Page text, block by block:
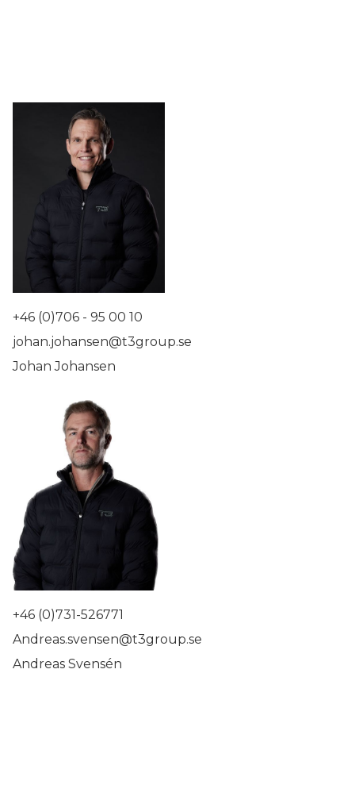
+46 (0)706 - 95 00 10
johan.johansen@t3group.se
Johan Johansen
+46 (0)731-526771
Andreas.svensen@t3group.se
Andreas Svensén